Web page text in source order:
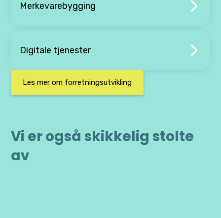
Merkevarebygging
Digitale tjenester
Les mer om forretningsutvikling
Vi er også skikkelig stolte
av